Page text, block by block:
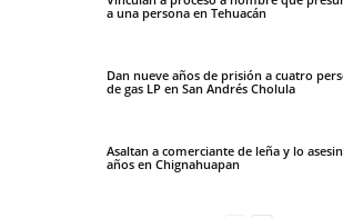
a una persona en Tehuacán
Dan nueve años de prisión a cuatro
de gas LP en San Andrés Cholula
Asaltan a comerciante de leña y lo
años en Chignahuapan